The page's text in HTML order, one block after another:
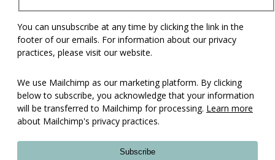
You can unsubscribe at any time by clicking the link in the
footer of our emails. For information about our privacy
practices, please visit our website.
We use Mailchimp as our marketing platform. By clicking
below to subscribe, you acknowledge that your information
will be transferred to Mailchimp for processing. Learn more
about Mailchimp's privacy practices.